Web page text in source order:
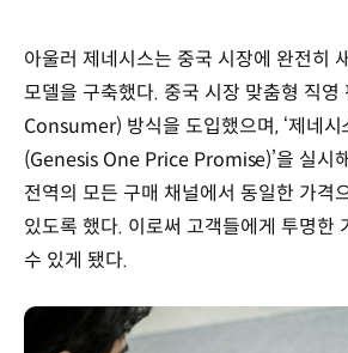
아울러 제네시스는 중국 시장에 완전히
모델을 구축했다. 중국 시장 맞춤형 직
Consumer) 방식을 도입했으며, ‘제네시
(Genesis One Price Promise)’을 실시
전역의 모든 구매 채널에서 동일한 가격
있도록 했다. 이로써 고객들에게 투명한
수 있게 됐다.